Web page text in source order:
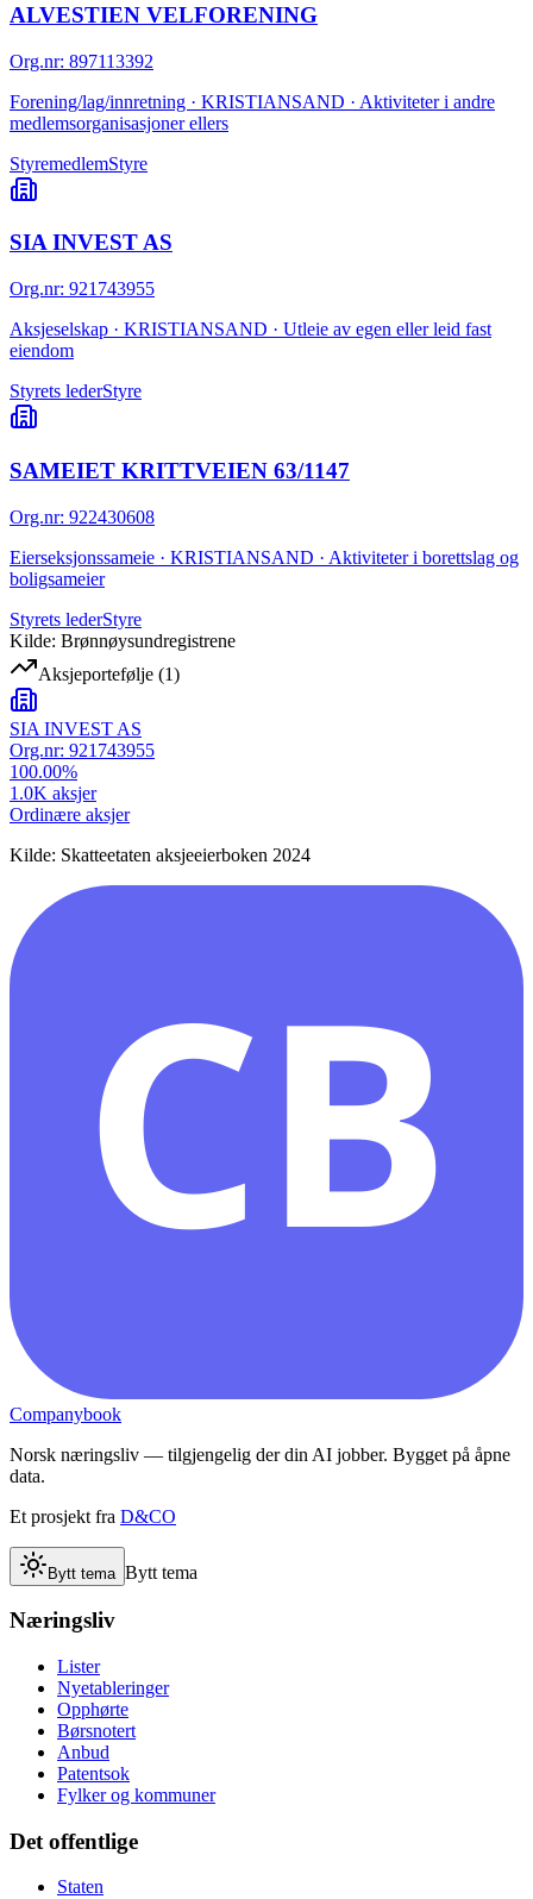
ALVESTIEN VELFORENING
Org.nr: 897113392
Forening/lag/innretning · KRISTIANSAND · Aktiviteter i andre
medlemsorganisasjoner ellers
StyremedlemStyre
SIA INVEST AS
Org.nr: 921743955
Aksjeselskap · KRISTIANSAND · Utleie av egen eller leid fast
eiendom
Styrets lederStyre
SAMEIET KRITTVEIEN 63/1147
Org.nr: 922430608
Eierseksjonssameie · KRISTIANSAND · Aktiviteter i borettslag og
boligsameier
Styrets lederStyre
Kilde: Brønnøysundregistrene
Aksjeportefølje (1)
SIA INVEST AS
Org.nr: 921743955
100.00%
1.0K aksjer
Ordinære aksjer
Kilde: Skatteetaten aksjeeierboken 2024
CB
Companybook
Norsk næringsliv — tilgjengelig der din AI jobber. Bygget på åpne
data.
Et prosjekt fra D&CO
Bytt tema Bytt tema
Næringsliv
Lister
Nyetableringer
Opphørte
Børsnotert
Anbud
Patentsok
Fylker og kommuner
Det offentlige
Staten